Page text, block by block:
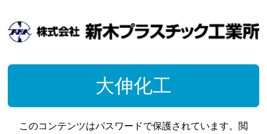
大伸化工
このコンテンツはパスワードで保護されています。閲